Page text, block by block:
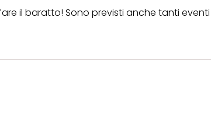
il baratto! Sono previsti anche tanti eventi